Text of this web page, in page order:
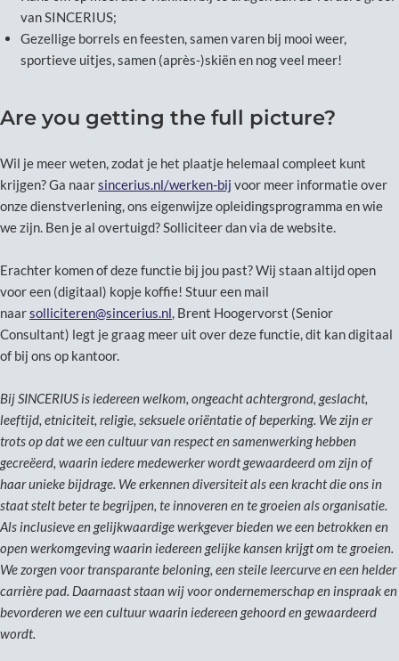
van SINCERIUS;
Gezellige borrels en feesten, samen varen bij mooi weer,
sportieve uitjes, samen (après-)skiën en nog veel meer!
Are you getting the full picture?
Wil je meer weten, zodat je het plaatje helemaal compleet kunt
krijgen? Ga naarsincerius.nl/werken-bij voor meer informatie over
onze dienstverlening, ons eigenwijze opleidingsprogramma en wie
we zijn. Ben je al overtuigd? Solliciteer dan via de website.
Erachter komen of deze functie bij jou past? Wij staan altijd open
voor een (digitaal) kopje koffie! Stuur een mail
naarsolliciteren@sincerius.nl, Brent Hoogervorst (Senior
Consultant) legt je graag meer uit over deze functie, dit kan digitaal
of bij ons op kantoor.
Bij SINCERIUS is iedereen welkom, ongeacht achtergrond, geslacht,
leeftijd, etniciteit, religie, seksuele oriëntatie of beperking. We zijn er
trots op dat we een cultuur van respect en samenwerking hebben
gecreëerd, waarin iedere medewerker wordt gewaardeerd om zijn of
haar unieke bijdrage. We erkennen diversiteit als een kracht die ons in
staat stelt beter te begrijpen, te innoveren en te groeien als organisatie.
Als inclusieve en gelijkwaardige werkgever bieden we een betrokken en
open werkomgeving waarin iedereen gelijke kansen krijgt om te groeien.
We zorgen voor transparante beloning, een steile leercurve en een helder
carrière pad. Daarnaast staan wij voor ondernemerschap en inspraak en
bevorderen we een cultuur waarin iedereen gehoord en gewaardeerd
wordt.